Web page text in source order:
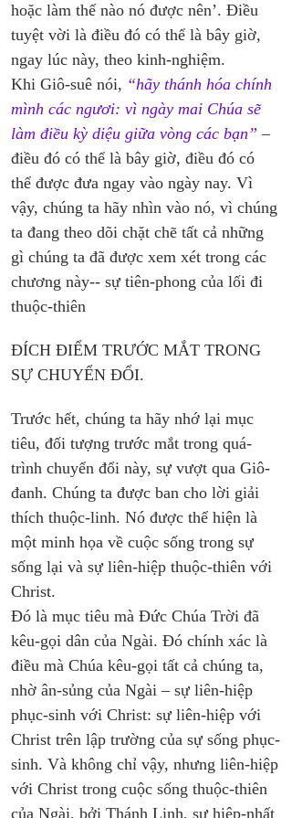
hoặc làm thế nào nó được nên’. Điều
tuyệt vời là điều đó có thể là bây giờ,
ngay lúc này, theo kinh-nghiệm.
Khi Giô-suê nói, “hãy thánh hóa chính
mình các ngươi: vì ngày mai Chúa sẽ
làm điều kỳ diệu giữa vòng các bạn” –
điều đó có thể là bây giờ, điều đó có
thể được đưa ngay vào ngày nay. Vì
vậy, chúng ta hãy nhìn vào nó, vì chúng
ta đang theo dõi chặt chẽ tất cả những
gì chúng ta đã được xem xét trong các
chương này-- sự tiên-phong của lối đi
thuộc-thiên
ĐÍCH ĐIỂM TRƯỚC MẮT TRONG
SỰ CHUYỂN ĐỔI.
Trước hết, chúng ta hãy nhớ lại mục
tiêu, đối tượng trước mắt trong quá-
trình chuyển đổi này, sự vượt qua Giô-
đanh. Chúng ta được ban cho lời giải
thích thuộc-linh. Nó được thể hiện là
một minh họa về cuộc sống trong sự
sống lại và sự liên-hiệp thuộc-thiên với
Christ.
Đó là mục tiêu mà Đức Chúa Trời đã
kêu-gọi dân của Ngài. Đó chính xác là
điều mà Chúa kêu-gọi tất cả chúng ta,
nhờ ân-sủng của Ngài – sự liên-hiệp
phục-sinh với Christ: sự liên-hiệp với
Christ trên lập trường của sự sống phục-
sinh. Và không chỉ vậy, nhưng liên-hiệp
với Christ trong cuộc sống thuộc-thiên
của Ngài, bởi Thánh Linh, sự hiệp-nhất